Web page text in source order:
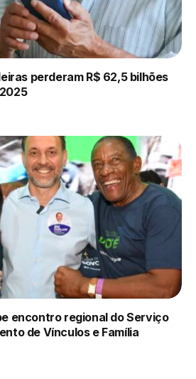
perderam R$ 62,5 bilhões
encontro regional do Serviço
de Vínculos e Família